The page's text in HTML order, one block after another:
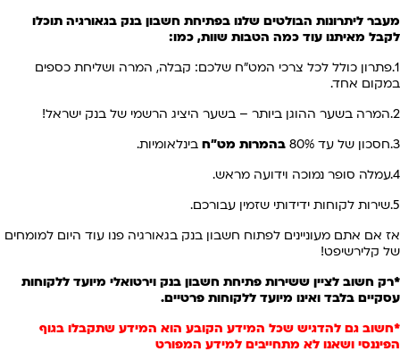
מעבר ליתרונות הבולטים שלנו בפתיחת חשבון בנק בגאורגיה תוכלו
לקבל מאיתנו עוד כמה הטבות שוות, כמו:
1.פתרון כולל לכל צרכי המט"ח שלכם: קבלה, המרה ושליחת כספים
במקום אחד.
2.המרה בשער ההוגן ביותר – בשער היציג הרשמי של בנק ישראל!
3.חסכון של עד 80%
בהמרות מט"ח בינלאומיות.
4.עמלה סופר נמוכה וידועה מראש.
5.שירות לקוחות ידידותי שזמין עבורכם.
אז אם אתם מעוניינים לפתוח חשבון בנק בגאורגיה פנו עוד היום למומחים
של קלירשיפט!
*רק חשוב לציין ששירות פתיחת חשבון בנק וירטואלי מיועד ללקוחות
עסקיים בלבד ואינו מיועד ללקוחות פרטיים.
*חשוב גם להדגיש שכל המידע הקובע הוא המידע שתקבלו בגוף
הפיננסי ושאנו לא מתחייבים למידע המפורט